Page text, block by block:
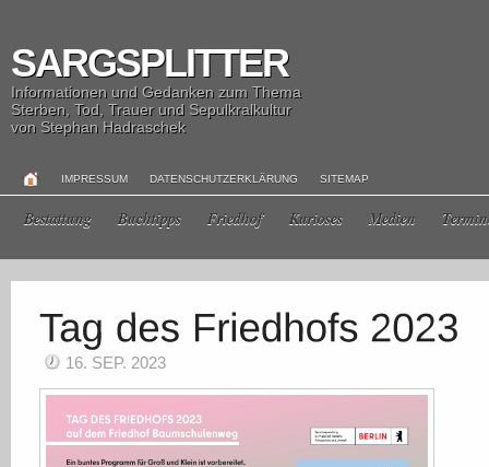
SARGSPLITTER
Informationen und Gedanken zum Thema
Sterben, Tod, Trauer und Sepulkralkultur
von Stephan Hadraschek
IMPRESSUM DATENSCHUTZERKLÄRUNG SITEMAP
Bestattung Buchtipps Friedhof Kurioses Medien
16. SEP. 2023